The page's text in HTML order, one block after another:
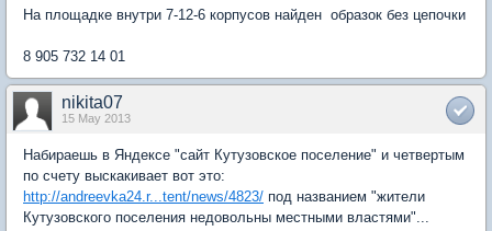
На площадке внутри 7-12-6 корпусов найден образок без цепочки
8 905 732 14 01
nikita07
15 May 2013
Набираешь в Яндексе "сайт Кутузовское поселение" и четвертым
по счету выскакивает вот это:
http://andreevka24.r...tent/news/4823/ под названием "жители
Кутузовского поселения недовольны местными властями"...